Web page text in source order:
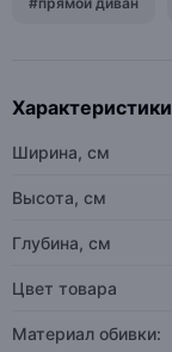
Характеристики
Ширина, см
Высота, см
Глубина, см
Цвет товара
Материал обивки: